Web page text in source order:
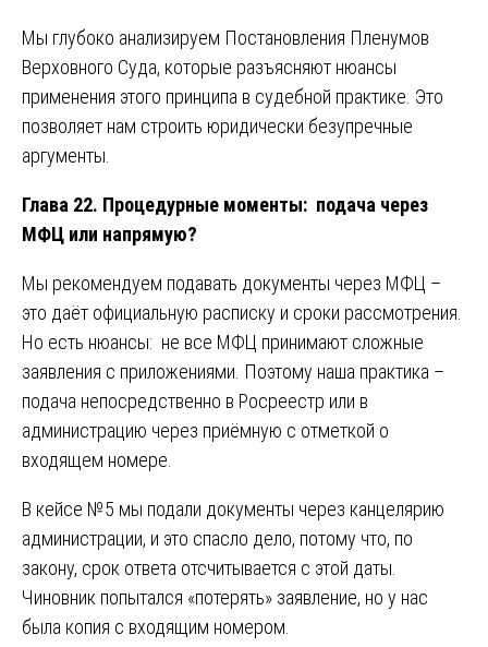
Мы глубоко анализируем Постановления Пленумов
Верховного Суда, которые разъясняют нюансы
применения этого принципа в судебной практике. Это
позволяет нам строить юридически безупречные
аргументы.
Глава 22. Процедурные моменты: подача через
МФЦ или напрямую?
Мы рекомендуем подавать документы через МФЦ –
это даёт официальную расписку и сроки рассмотрения.
Но есть нюансы: не все МФЦ принимают сложные
заявления с приложениями. Поэтому наша практика –
подача непосредственно в Росреестр или в
администрацию через приёмную с отметкой о
входящем номере.
В кейсе №5 мы подали документы через канцелярию
администрации, и это спасло дело, потому что, по
закону, срок ответа отсчитывается с этой даты.
Чиновник попытался «потерять» заявление, но у нас
была копия с входящим номером.